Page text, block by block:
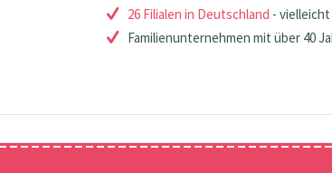
26 Filialen in Deutschland - vielleicht
Familienunternehmen mit über 40